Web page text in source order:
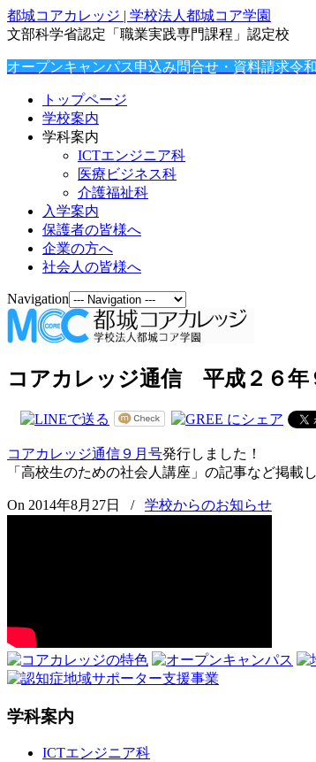
都城コアカレッジ | 学校法人都城コア学園
文部科学省認定「職業実践専門課程」認定校
オープンキャンパス申込み問合せ・資料請求令
トップページ
学校案内
学科案内
ICTエンジニア科
医療ビジネス科
介護福祉科
入学案内
保護者の皆様へ
企業の方へ
社会人の皆様へ
Navigation
コアカレッジ通信 平成２６年
コアカレッジ通信９月号発行しました！
「高校生のための社会人講座」の記事など掲載
On 2014年8月27日 / 学校からのお知らせ
学科案内
ICTエンジニア科